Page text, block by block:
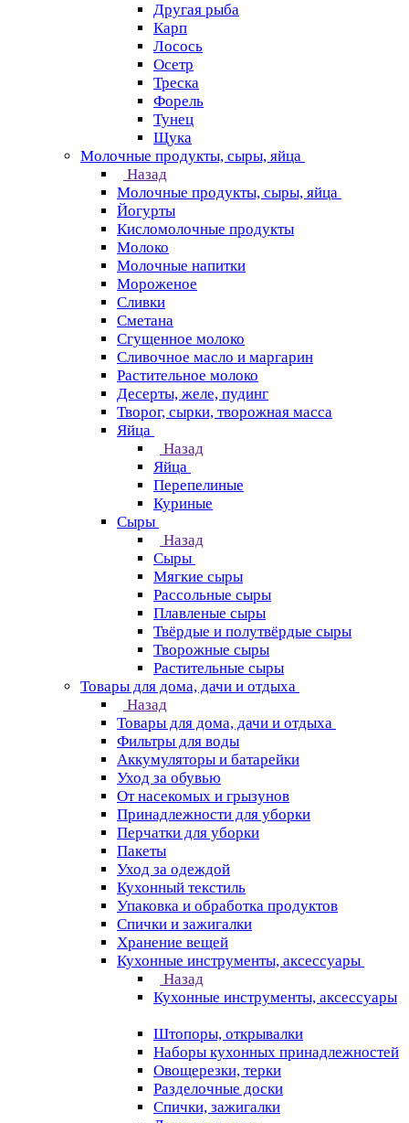
Другая рыба
Карп
Лосось
Осетр
Треска
Форель
Тунец
Щука
Молочные продукты, сыры, яйца
Назад
Молочные продукты, сыры, яйца
Йогурты
Кисломолочные продукты
Молоко
Молочные напитки
Мороженое
Сливки
Сметана
Сгущенное молоко
Сливочное масло и маргарин
Растительное молоко
Десерты, желе, пудинг
Творог, сырки, творожная масса
Яйца
Назад
Яйца
Перепелиные
Куриные
Сыры
Назад
Сыры
Мягкие сыры
Рассольные сыры
Плавленые сыры
Твёрдые и полутвёрдые сыры
Творожные сыры
Растительные сыры
Товары для дома, дачи и отдыха
Назад
Товары для дома, дачи и отдыха
Фильтры для воды
Аккумуляторы и батарейки
Уход за обувью
От насекомых и грызунов
Принадлежности для уборки
Перчатки для уборки
Пакеты
Уход за одеждой
Кухонный текстиль
Упаковка и обработка продуктов
Спички и зажигалки
Хранение вещей
Кухонные инструменты, аксессуары
Назад
Кухонные инструменты, аксессуары
Штопоры, открывалки
Наборы кухонных принадлежностей
Овощерезки, терки
Разделочные доски
Спички, зажигалки